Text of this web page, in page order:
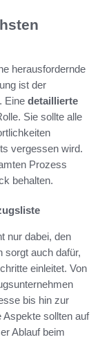
herausfordernde
ist der
Eine detaillierte
Sie sollte alle
vergessen wird.
Prozess
behalten.
nur dabei, den
sorgt auch dafür,
einleitet. Von
bis hin zur
Aspekte sollten auf
Ablauf beim